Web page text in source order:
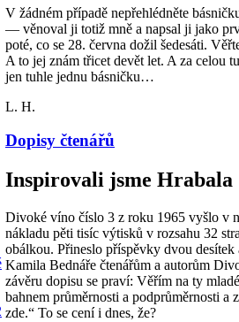
V žádném případě nepřehlédněte
— věnoval ji totiž mně a napsal ji jako
poté, co se 28. června dožil šedesáti.
A to jej znám třicet devět let. A za celou
jen tuhle jednu básničku…
L. H.
Dopisy čtenářů
Inspirovali jsme Hrabala
Divoké víno číslo 3 z roku 1965 vyšlo v
nákladu pěti tisíc výtisků v rozsahu 32
obálkou. Přineslo příspěvky dvou desítek
Kamila Bednáře čtenářům a autorům
závěru dopisu se praví: Věřím na ty
bahnem průměrnosti a podprůměrnosti a
zde.“ To se cení i dnes, že?